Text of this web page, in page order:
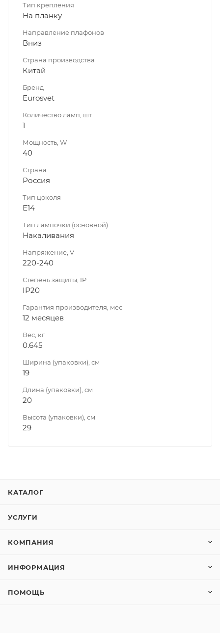
Тип крепления
На планку
Направление плафонов
Вниз
Страна производства
Китай
Бренд
Eurosvet
Количество ламп, шт
1
Мощность, W
40
Страна
Россия
Тип цоколя
E14
Тип лампочки (основной)
Накаливания
Напряжение, V
220-240
Степень защиты, IP
IP20
Гарантия производителя, мес
12 месяцев
Вес, кг
0.645
Ширина (упаковки), см
19
Длина (упаковки), см
20
Высота (упаковки), см
29
КАТАЛОГ
УСЛУГИ
КОМПАНИЯ
ИНФОРМАЦИЯ
ПОМОЩЬ